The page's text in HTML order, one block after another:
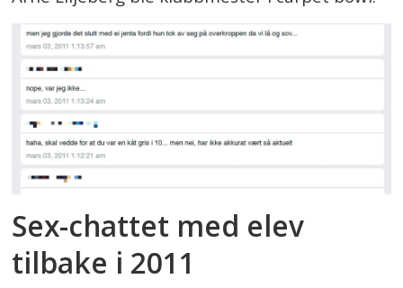
Sex-chattet med elev
tilbake i 2011